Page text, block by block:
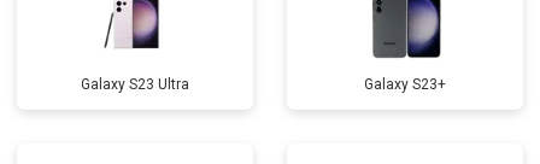
Galaxy S23 Ultra Galaxy S23+